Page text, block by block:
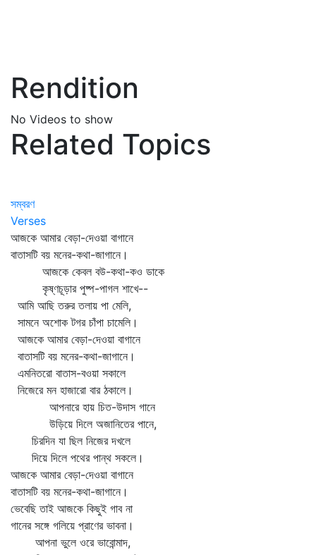
Rendition
No Videos to show
Related Topics
সম্বরণ
Verses
আজকে আমার বেড়া-দেওয়া বাগানে
বাতাসটি বয় মনের-কথা-জাগানে।
আজকে কেবল বউ-কথা-কও ডাকে
কৃষ্ণচূড়ার পুষ্প-পাগল শাখে--
আমি আছি তরুর তলায় পা মেলি,
সামনে অশোক টগর চাঁপা চামেলি।
আজকে আমার বেড়া-দেওয়া বাগানে
বাতাসটি বয় মনের-কথা-জাগানে।
এমনিতরো বাতাস-বওয়া সকালে
নিজেরে মন হাজারো বার ঠকালে।
আপনারে হায় চিত-উদাস গানে
উড়িয়ে দিলে অজানিতের পানে,
চিরদিন যা ছিল নিজের দখলে
দিয়ে দিলে পথের পান্থ সকলে।
আজকে আমার বেড়া-দেওয়া বাগানে
বাতাসটি বয় মনের-কথা-জাগানে।
ভেবেছি তাই আজকে কিছুই গাব না
গানের সঙ্গে গলিয়ে প্রাণের ভাবনা।
আপনা ভুলে ওরে ভাবোন্মাদ,